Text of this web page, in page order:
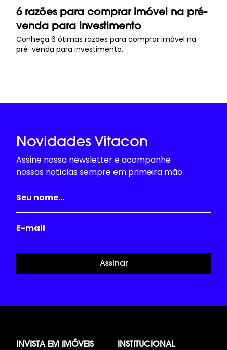
6 razões para comprar imóvel na pré-
venda para investimento
Conheça 6 ótimas razões para comprar imóvel na
pré-venda para investimento.
Novidades Vitacon
Assine nossa newsletter e acompanhe
nossas notícias sempre em primeira mão:
Assinar
INVISTA EM IMÓVEIS INSTITUCIONAL